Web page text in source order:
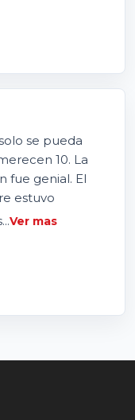
se pueda
10. La
fue genial. El
estuvo
Ver mas